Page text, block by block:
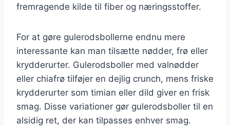
fremragende kilde til fiber og næringsstoffer.
For at gøre gulerodsbollerne endnu mere
interessante kan man tilsætte nødder, frø eller
krydderurter. Gulerodsboller med valnødder
eller chiafrø tilføjer en dejlig crunch, mens friske
krydderurter som timian eller dild giver en frisk
smag. Disse variationer gør gulerodsboller til en
alsidig ret, der kan tilpasses enhver smag.